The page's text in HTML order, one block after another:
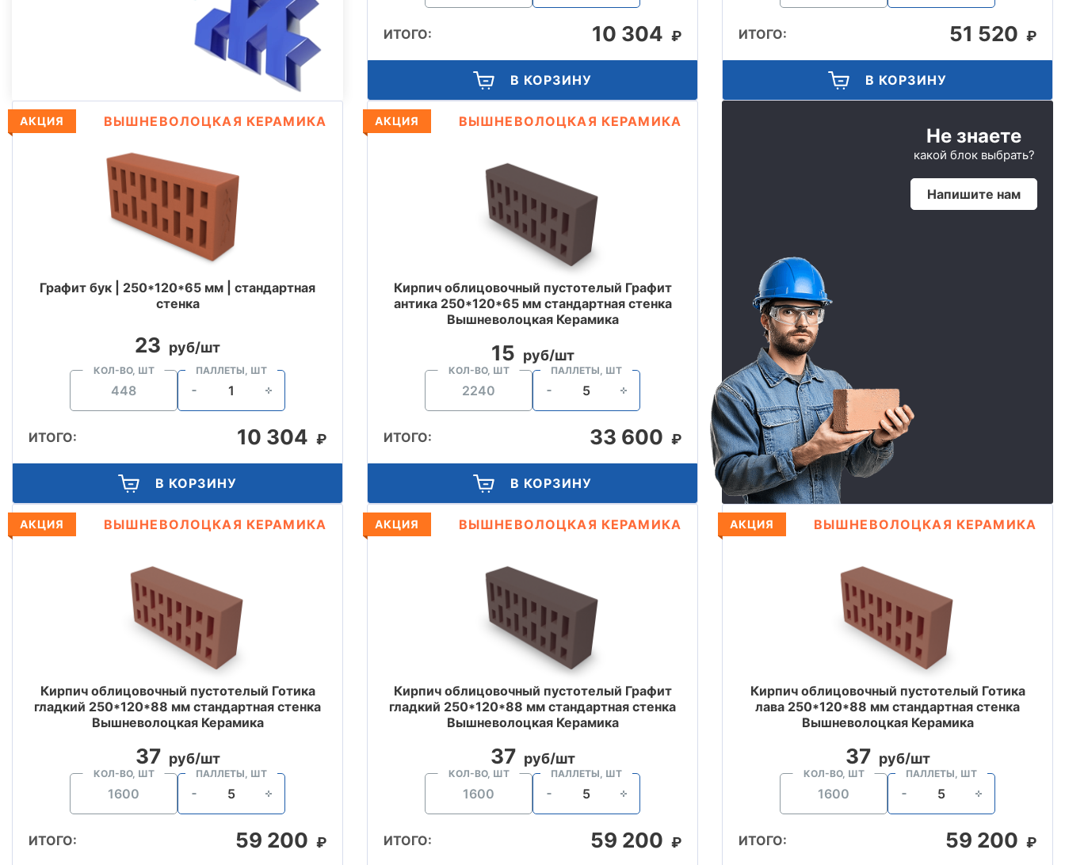
ИТОГО: 10 304 ₽
В КОРЗИНУ
ИТОГО: 51 520 ₽
В КОРЗИНУ
АКЦИЯ ВЫШНЕВОЛОЦКАЯ КЕРАМИКА
Графит бук | 250*120*65 мм | стандартная
стенка
23 руб/шт
КОЛ-ВО, ШТ ПАЛЛЕТЫ, ШТ
ИТОГО: 10 304 ₽
В КОРЗИНУ
АКЦИЯ ВЫШНЕВОЛОЦКАЯ КЕРАМИКА
Кирпич облицовочный пустотелый Графит
антика 250*120*65 мм стандартная стенка
Вышневолоцкая Керамика
15 руб/шт
КОЛ-ВО, ШТ ПАЛЛЕТЫ, ШТ
ИТОГО: 33 600 ₽
В КОРЗИНУ
Не знаете
какой блок выбрать?
Напишите нам
АКЦИЯ ВЫШНЕВОЛОЦКАЯ КЕРАМИКА
Кирпич облицовочный пустотелый Готика
гладкий 250*120*88 мм стандартная стенка
Вышневолоцкая Керамика
37 руб/шт
КОЛ-ВО, ШТ ПАЛЛЕТЫ, ШТ
ИТОГО: 59 200 ₽
АКЦИЯ ВЫШНЕВОЛОЦКАЯ КЕРАМИКА
Кирпич облицовочный пустотелый Графит
гладкий 250*120*88 мм стандартная стенка
Вышневолоцкая Керамика
37 руб/шт
КОЛ-ВО, ШТ ПАЛЛЕТЫ, ШТ
ИТОГО: 59 200 ₽
АКЦИЯ ВЫШНЕВОЛОЦКАЯ КЕРАМИКА
Кирпич облицовочный пустотелый Готика
лава 250*120*88 мм стандартная стенка
Вышневолоцкая Керамика
37 руб/шт
КОЛ-ВО, ШТ ПАЛЛЕТЫ, ШТ
ИТОГО: 59 200 ₽